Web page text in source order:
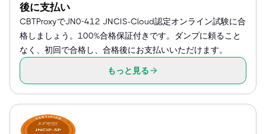
後に支払い
CBTProxyでJN0-412 JNCIS-Cloud認定オンライン試験に合
格しましょう。100%合格保証付きです。ダンプに頼ること
なく、初回で合格し、合格後にお支払いいただけます。
もっと見る